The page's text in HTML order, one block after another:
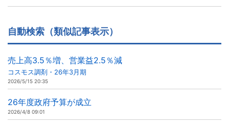
自動検索（類似記事表示）
売上高3.5％増、営業益2.5％減
コスモス調剤・26年3月期
2026/5/15 20:35
26年度政府予算が成立
2026/4/8 09:01